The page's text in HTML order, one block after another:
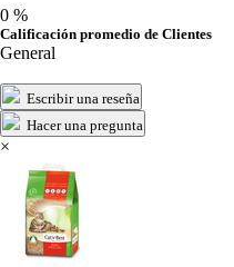
0 %
Calificación promedio de Clientes
General
Escribir una reseña
Hacer una pregunta
×